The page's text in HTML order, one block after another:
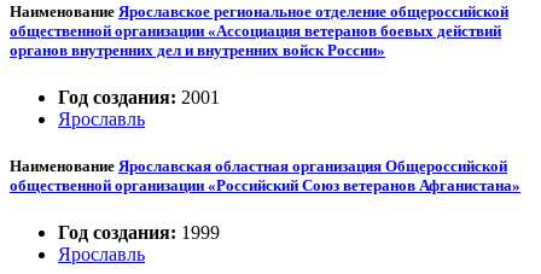
Наименование Ярославское региональное отделение общероссийской
общественной организации «Ассоциация ветеранов боевых действий
органов внутренних дел и внутренних войск России»
Год создания: 2001
Ярославль
Наименование Ярославская областная организация Общероссийской
общественной организации «Российский Союз ветеранов Афганистана»
Год создания: 1999
Ярославль